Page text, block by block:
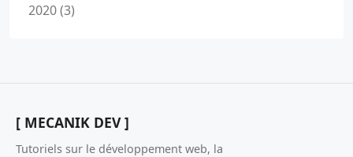
2020 (3)
[ MECANIK DEV ]
Tutoriels sur le développement web, la